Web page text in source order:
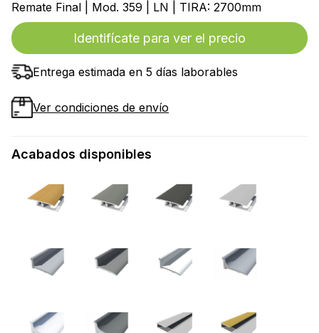
Remate Final | Mod. 359 | LN | TIRA: 2700mm
Identifícate para ver el precio
Entrega estimada en 5 días laborables
Ver condiciones de envío
Acabados disponibles